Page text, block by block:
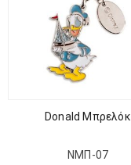
Donald Μπρελόκ
ΝΜΠ-07